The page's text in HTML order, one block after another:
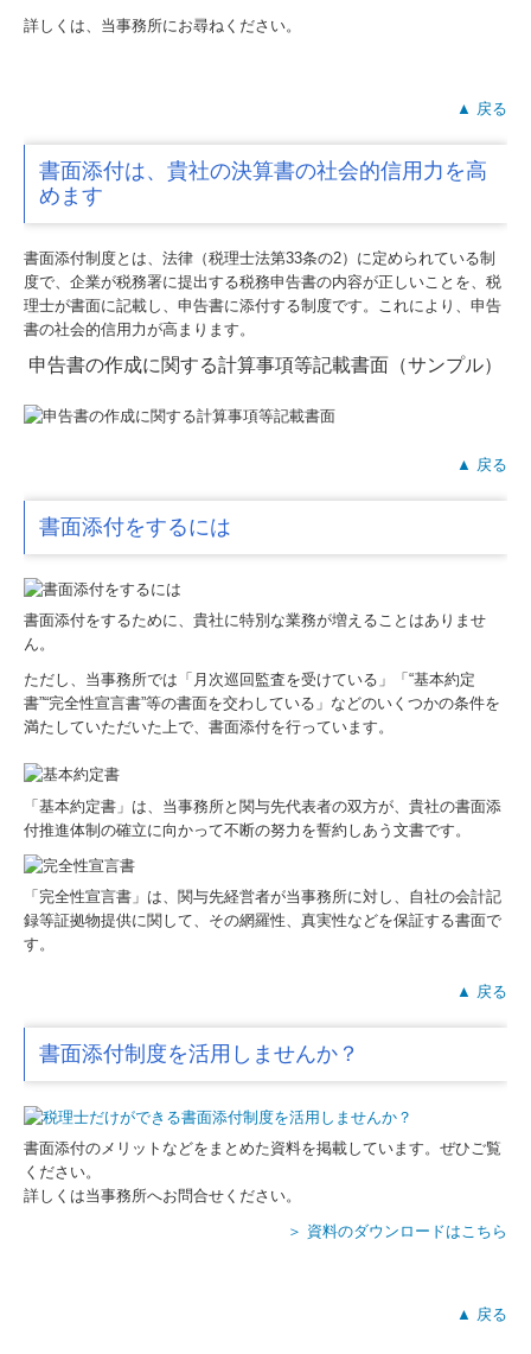
税理士変更を検討中の方
社員座談会
詳しくは、当事務所にお尋ねください。
▲ 戻る
書面添付は、貴社の決算書の社会的信用力を高
めます
書面添付制度とは、法律（税理士法第33条の2）に定められている制
度で、企業が税務署に提出する税務申告書の内容が正しいことを、税
理士が書面に記載し、申告書に添付する制度です。これにより、申告
書の社会的信用力が高まります。
申告書の作成に関する計算事項等記載書面（サンプル）
▲ 戻る
書面添付をするには
書面添付をするために、貴社に特別な業務が増えることはありませ
ん。
ただし、当事務所では「月次巡回監査を受けている」「“基本約定
書”“完全性宣言書”等の書面を交わしている」などのいくつかの条件を
満たしていただいた上で、書面添付を行っています。
「基本約定書」は、当事務所と関与先代表者の双方が、貴社の書面添
付推進体制の確立に向かって不断の努力を誓約しあう文書です。
「完全性宣言書」は、関与先経営者が当事務所に対し、自社の会計記
録等証拠物提供に関して、その網羅性、真実性などを保証する書面で
す。
▲ 戻る
書面添付制度を活用しませんか？
書面添付のメリットなどをまとめた資料を掲載しています。ぜひご覧
ください。
詳しくは当事務所へお問合せください。
＞ 資料のダウンロードはこちら
▲ 戻る